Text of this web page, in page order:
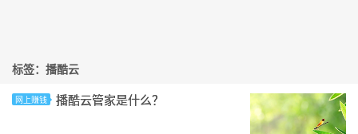
标签：播酷云
网上赚钱 播酷云管家是什么？